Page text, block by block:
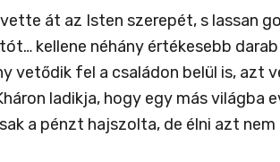
át az Isten szerepét, s lassan
kellene néhány értékesebb
vetődik fel a családon belül is, azt
ladikja, hogy egy más
a pénzt hajszolta, de élni azt